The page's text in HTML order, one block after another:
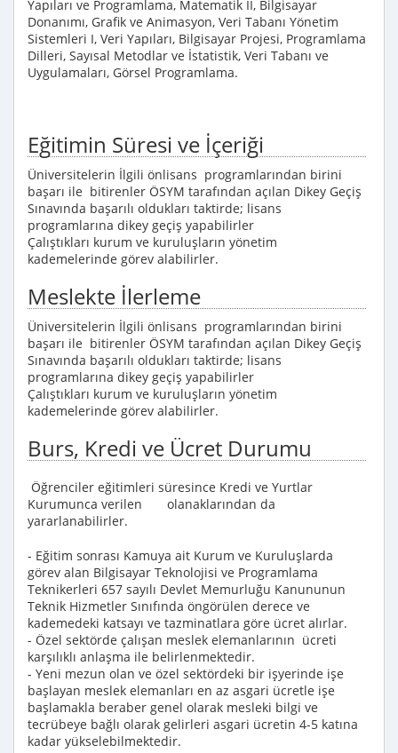
Yapıları ve Programlama, Matematik II, Bilgisayar
Donanımı, Grafik ve Animasyon, Veri Tabanı Yönetim
Sistemleri I, Veri Yapıları, Bilgisayar Projesi, Programlama
Dilleri, Sayısal Metodlar ve İstatistik, Veri Tabanı ve
Uygulamaları, Görsel Programlama.
Eğitimin Süresi ve İçeriği
Üniversitelerin İlgili önlisans programlarından birini
başarı ile bitirenler ÖSYM tarafından açılan Dikey Geçiş
Sınavında başarılı oldukları taktirde; lisans
programlarına dikey geçiş yapabilirler
Çalıştıkları kurum ve kuruluşların yönetim
kademelerinde görev alabilirler.
Meslekte İlerleme
Üniversitelerin İlgili önlisans programlarından birini
başarı ile bitirenler ÖSYM tarafından açılan Dikey Geçiş
Sınavında başarılı oldukları taktirde; lisans
programlarına dikey geçiş yapabilirler
Çalıştıkları kurum ve kuruluşların yönetim
kademelerinde görev alabilirler.
Burs, Kredi ve Ücret Durumu
Öğrenciler eğitimleri süresince Kredi ve Yurtlar
Kurumunca verilen olanaklarından da
yararlanabilirler.
- Eğitim sonrası Kamuya ait Kurum ve Kuruluşlarda
görev alan Bilgisayar Teknolojisi ve Programlama
Teknikerleri 657 sayılı Devlet Memurluğu Kanununun
Teknik Hizmetler Sınıfında öngörülen derece ve
kademedeki katsayı ve tazminatlara göre ücret alırlar.
- Özel sektörde çalışan meslek elemanlarının ücreti
karşılıklı anlaşma ile belirlenmektedir.
- Yeni mezun olan ve özel sektördeki bir işyerinde işe
başlayan meslek elemanları en az asgari ücretle işe
başlamakla beraber genel olarak mesleki bilgi ve
tecrübeye bağlı olarak gelirleri asgari ücretin 4-5 katına
kadar yükselebilmektedir.